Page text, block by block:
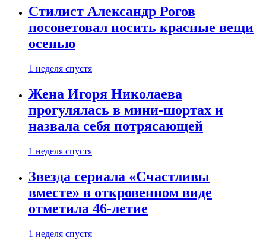
Стилист Александр Рогов
посоветовал носить красные вещи
осенью
1 неделя спустя
Жена Игоря Николаева
прогулялась в мини-шортах и
назвала себя потрясающей
1 неделя спустя
Звезда сериала «Счастливы
вместе» в откровенном виде
отметила 46-летие
1 неделя спустя